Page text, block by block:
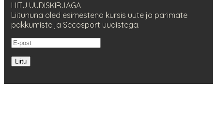
LIITU UUDISKIRJAGA
Liitununa oled esimestena kursis uute ja parimate
pakkumiste ja Secosport uudistega.
Liitu